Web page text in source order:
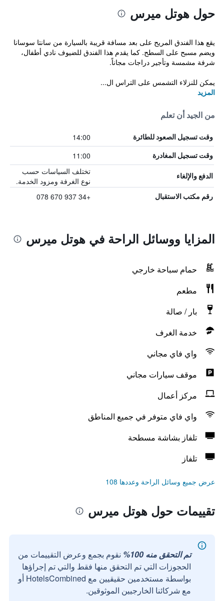
حول هوتل ميرس
يقع هذا الفندق المريح على بعد مسافة قريبة بالسيارة من سانتا سوسانا
ويضم مسبح على السطح. كما يقدم هذا الفندق للضيوف نادي أطفال،
شرفة مشمسة وتأجير دراجات مجاناً.
يمكن للنزلاء التشمس على التراس ال...
المزيد
من الجيد أن تعلم
وقت تسجيل الصعود للطائرة 14:00
وقت تسجيل المغادرة 11:00
الدفع والإلغاء
تختلف السياسات حسب
نوع الغرفة ومزود الخدمة.
رقم مكتب الاستقبال +34 937 670 078
المزايا ووسائل الراحة في هوتل ميرس
حمام سباحة خارجي
مطعم
بار / صالة
خدمة الغرف
واي فاي مجاني
موقف سيارات مجاني
مركز أعمال
واي فاي متوفر في جميع المناطق
تلفاز بشاشة مسطحة
تلفاز
عرض جميع وسائل الراحة وعددها 108
تقييمات حول هوتل ميرس
تم التحقق منه 100%
نقوم بجمع وعرض التقييمات من
الحجوزات التي تم التحقق منها فقط والتي تم إجراؤها
بواسطة مستخدمين حقيقيين مع HotelsCombined أو
مع شركائنا الخارجيين الموثوقين.